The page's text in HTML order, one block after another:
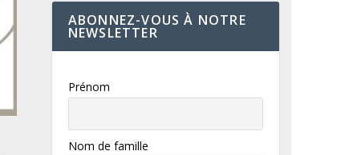
ABONNEZ-VOUS À NOTRE
NEWSLETTER
Prénom
Nom de famille